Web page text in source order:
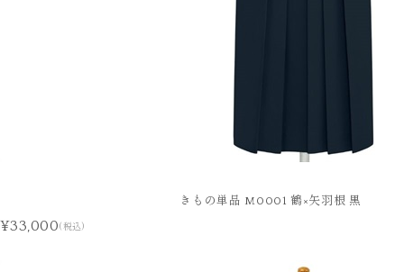
きもの単品 M0001 鶴×矢羽根 黒
¥33,000(税込)